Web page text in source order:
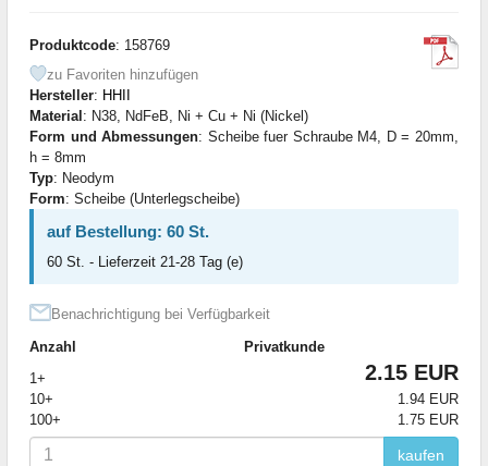
Produktcode: 158769
zu Favoriten hinzufügen
Hersteller: HHII
Material: N38, NdFeB, Ni + Cu + Ni (Nickel)
Form und Abmessungen: Scheibe fuer Schraube М4, D = 20mm,
h = 8mm
Typ: Neodym
Form: Scheibe (Unterlegscheibe)
auf Bestellung: 60 St.
60 St. - Lieferzeit 21-28 Tag (e)
Benachrichtigung bei Verfügbarkeit
Anzahl
Privatkunde
1+
2.15 EUR
10+
1.94 EUR
100+
1.75 EUR
kaufen